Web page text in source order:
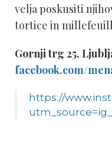
velja poskusiti
tortice in
Gornji trg 25,
facebook.com/
https://